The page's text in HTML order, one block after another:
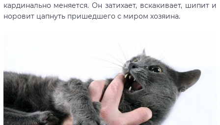
кардинально меняется. Он затихает, вскакивает, шипит и
норовит цапнуть пришедшего с миром хозяина.